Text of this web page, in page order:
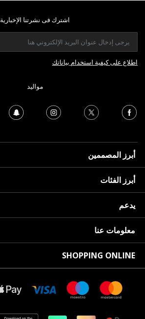
اشترك فى نشرتنا الإخبارية
اطلاع على كيفية استخدام بياناتك
مواليد
أبرز المصممين
أبرز الفئات
يدعم
معلومات عنا
SHOPPING ONLINE